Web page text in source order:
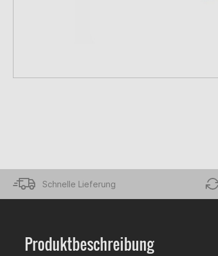
Schnelle Lieferung
Produktbeschreibung